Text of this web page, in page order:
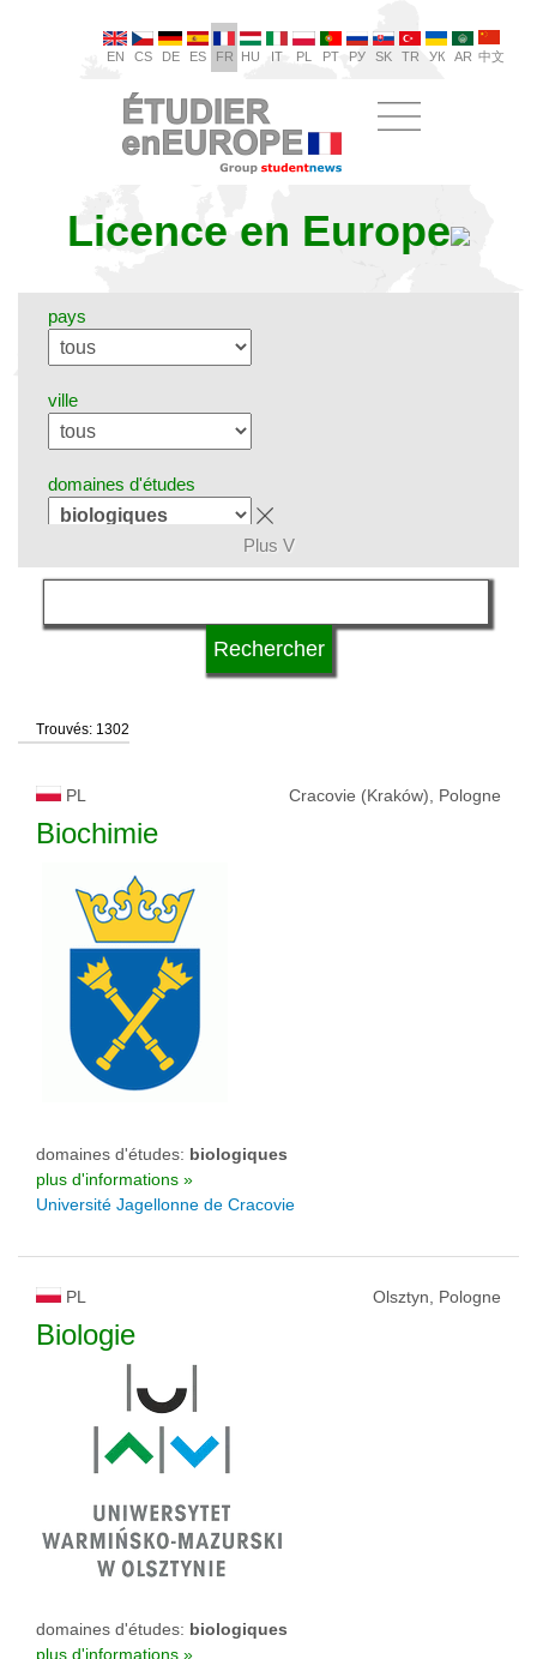
EN CS DE ES FR HU IT PL PT РУ SK TR УК AR 中文
Licence en Europe
pays
ville
domaines d'études
langue
Plus V
Trouvés: 1302
PL Cracovie (Kraków), Pologne
Biochimie
domaines d'études: biologiques
plus d'informations »
Université Jagellonne de Cracovie
PL Olsztyn, Pologne
Biologie
domaines d'études: biologiques
plus d'informations »